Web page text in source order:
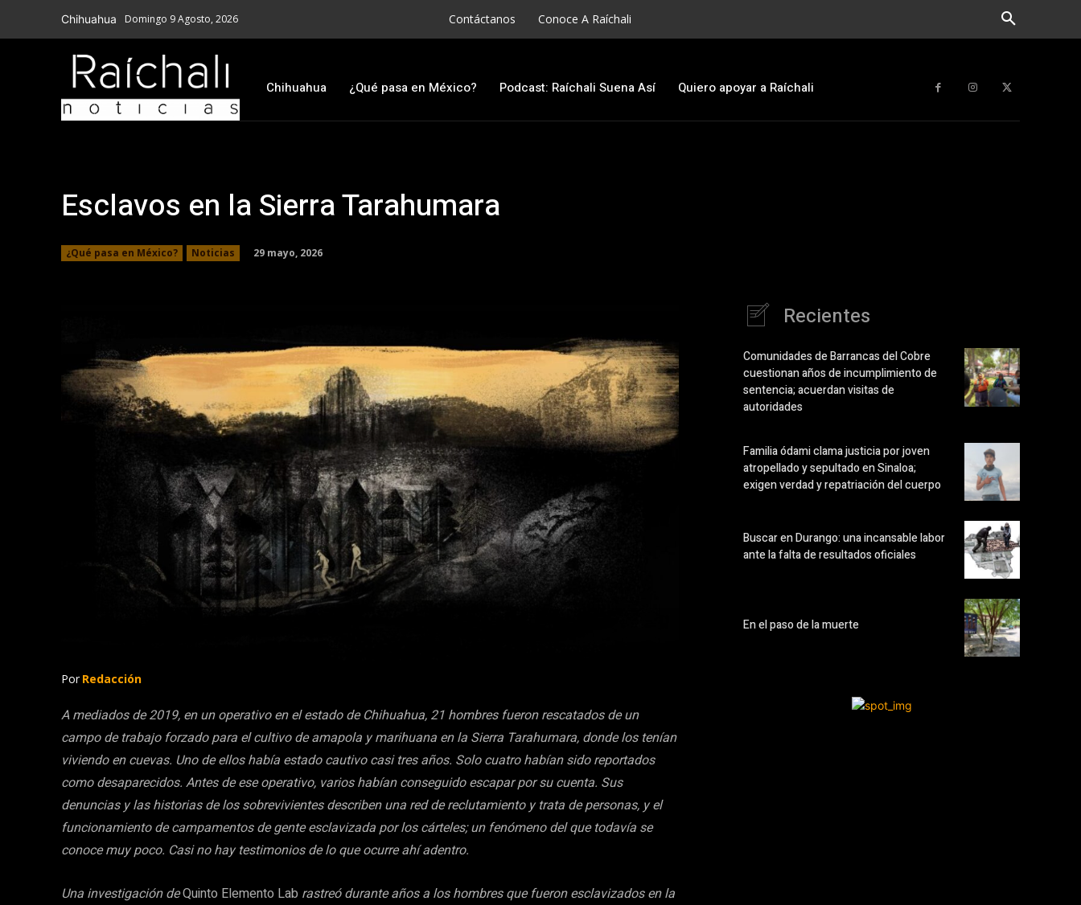
Chihuahua Domingo 9 Agosto, 2026 Contáctanos Conoce A Raíchali
Chihuahua ¿Qué pasa en México? Podcast: Raíchali Suena Así Quiero apoyar a Raíchali
Esclavos en la Sierra Tarahumara
¿Qué pasa en México? Noticias 29 mayo, 2026
Por Redacción
A mediados de 2019, en un operativo en el estado de Chihuahua, 21 hombres fueron rescatados de un
campo de trabajo forzado para el cultivo de amapola y marihuana en la Sierra Tarahumara, donde los tenían
viviendo en cuevas. Uno de ellos había estado cautivo casi tres años. Solo cuatro habían sido reportados
como desaparecidos. Antes de ese operativo, varios habían conseguido escapar por su cuenta. Sus
denuncias y las historias de los sobrevivientes describen una red de reclutamiento y trata de personas, y el
funcionamiento de campamentos de gente esclavizada por los cárteles; un fenómeno del que todavía se
conoce muy poco. Casi no hay testimonios de lo que ocurre ahí adentro.
Una investigación deQuinto Elemento Lab rastreó durante años a los hombres que fueron esclavizados en la
Recientes
Comunidades de Barrancas del Cobre
cuestionan años de incumplimiento de
sentencia; acuerdan visitas de
autoridades
Familia ódami clama justicia por joven
atropellado y sepultado en Sinaloa;
exigen verdad y repatriación del cuerpo
Buscar en Durango: una incansable labor
ante la falta de resultados oficiales
En el paso de la muerte